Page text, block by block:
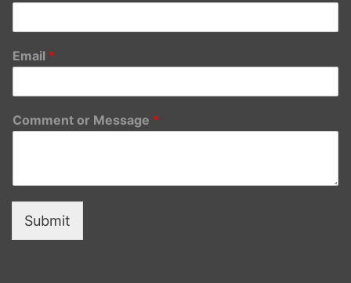
Email *
Comment or Message *
Submit